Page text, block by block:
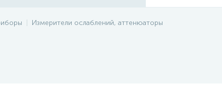
Измерители ослаблений, аттенюаторы